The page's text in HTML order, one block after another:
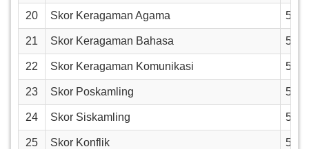
20 Skor Keragaman Agama 5
21 Skor Keragaman Bahasa 5
22 Skor Keragaman Komunikasi 5
23 Skor Poskamling 5
24 Skor Siskamling 5
25 Skor Konflik 5